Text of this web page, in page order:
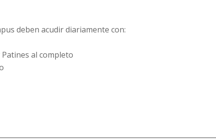
deben acudir diariamente con:
Patines al completo